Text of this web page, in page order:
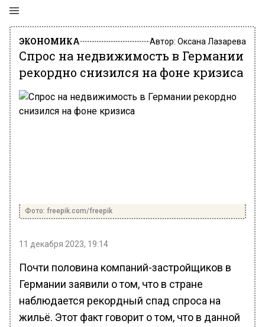
ЭКОНОМИКА Автор: Оксана Лазарева
Спрос на недвижимость в Германии
рекордно снизился на фоне кризиса
Фото: freepik.com/freepik
11 декабря 2023, 19:14
Почти половина компаний-застройщиков в
Германии заявили о том, что в стране
наблюдается рекордный спад спроса на
жильё. Этот факт говорит о том, что в данной